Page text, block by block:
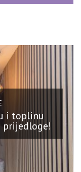
i toplinu
prijedloge!